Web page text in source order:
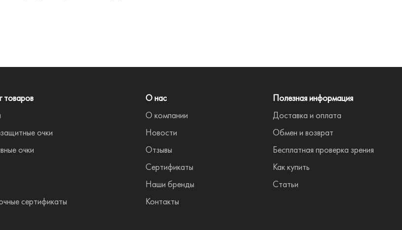
товаров
очки
очки
сертификаты
О нас
О компании
Новости
Отзывы
Сертификаты
Наши бренды
Контакты
Полезная информация
Доставка и оплата
Обмен и возврат
Бесплатная проверка зрения
Как купить
Статьи